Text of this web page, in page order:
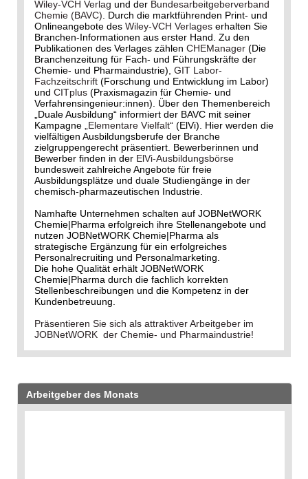
Wiley-VCH Verlag und der Bundesarbeitgeberverband
Chemie (BAVC). Durch die marktführenden Print- und
Onlineangebote des Wiley-VCH Verlages erhalten Sie
Branchen-Informationen aus erster Hand. Zu den
Publikationen des Verlages zählen CHEManager (Die
Branchenzeitung für Fach- und Führungskräfte der
Chemie- und Pharmaindustrie), GIT Labor-
Fachzeitschrift (Forschung und Entwicklung im Labor)
und CITplus (Praxismagazin für Chemie- und
Verfahrensingenieur:innen). Über den Themenbereich
„Duale Ausbildung“ informiert der BAVC mit seiner
Kampagne „Elementare Vielfalt“ (ElVi). Hier werden die
vielfältigen Ausbildungsberufe der Branche
zielgruppengerecht präsentiert. Bewerberinnen und
Bewerber finden in der ElVi-Ausbildungsbörse
bundesweit zahlreiche Angebote für freie
Ausbildungsplätze und duale Studiengänge in der
chemisch-pharmazeutischen Industrie.
Namhafte Unternehmen schalten auf JOBNetWORK
Chemie|Pharma erfolgreich ihre Stellenangebote und
nutzen JOBNetWORK Chemie|Pharma als
strategische Ergänzung für ein erfolgreiches
Personalrecruiting und Personalmarketing.
Die hohe Qualität erhält JOBNetWORK
Chemie|Pharma durch die fachlich korrekten
Stellenbeschreibungen und die Kompetenz in der
Kundenbetreuung.
Präsentieren Sie sich als attraktiver Arbeitgeber im
JOBNetWORK der Chemie- und Pharmaindustrie!
Arbeitgeber des Monats